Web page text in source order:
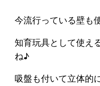
今流行っている壁も
知育玩具として使え
ね♪
吸盤も付いて立体的